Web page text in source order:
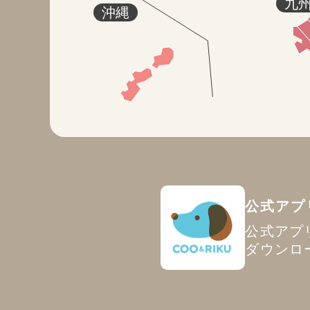
九
沖縄
公式アプ
公式アプ
ダウンロ